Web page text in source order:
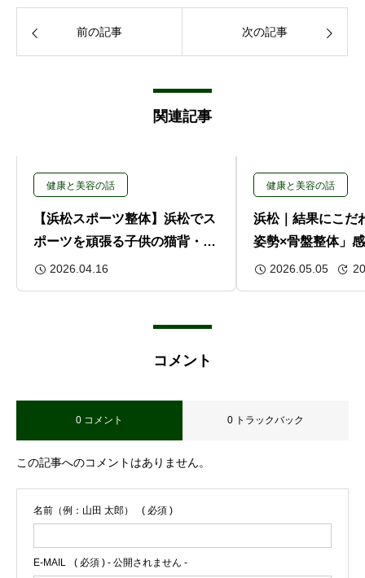
前の記事 次の記事
関連記事
健康と美容の話
【浜松スポーツ整体】浜松でス
ポーツを頑張る子供の猫背・姿
勢改善｜整体×トレーニングで
2026.04.16
健康と美容の話
浜松｜結果にこだ
姿勢×骨盤整体」
から考える体の変
2026.05.05
コメント
0 コメント 0 トラックバック
この記事へのコメントはありません。
名前（例：山田 太郎） ( 必須 )
E-MAIL ( 必須 ) - 公開されません -